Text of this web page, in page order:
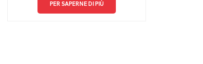
PER SAPERNE DI PIÙ